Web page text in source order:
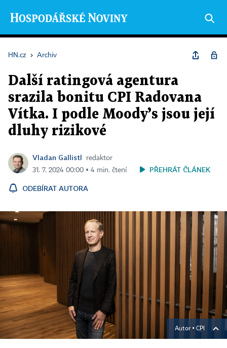
HN.cz › Archiv
Další ratingová agentura
srazila bonitu CPI Radovana
Vítka. I podle Moody’s jsou její
dluhy rizikové
Vladan Gallistl
redaktor
31. 7. 2024 00:00 ▪ 4 min. čtení
PŘEHRÁT ČLÁNEK
ODEBÍRAT AUTORA
Autor ▪ CPI